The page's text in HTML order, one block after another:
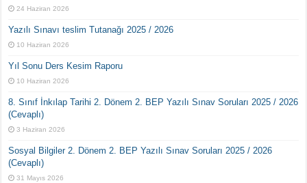
24 Haziran 2026
Yazılı Sınavı teslim Tutanağı 2025 / 2026
10 Haziran 2026
Yıl Sonu Ders Kesim Raporu
10 Haziran 2026
8. Sınıf İnkılap Tarihi 2. Dönem 2. BEP Yazılı Sınav Soruları 2025 / 2026
(Cevaplı)
3 Haziran 2026
Sosyal Bilgiler 2. Dönem 2. BEP Yazılı Sınav Soruları 2025 / 2026
(Cevaplı)
31 Mayıs 2026